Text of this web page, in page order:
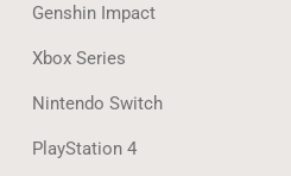
Genshin Impact
Xbox Series
Nintendo Switch
PlayStation 4